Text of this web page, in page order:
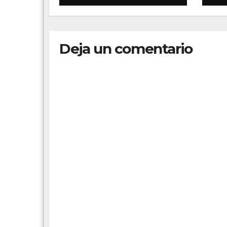
documental
Deja un comentario